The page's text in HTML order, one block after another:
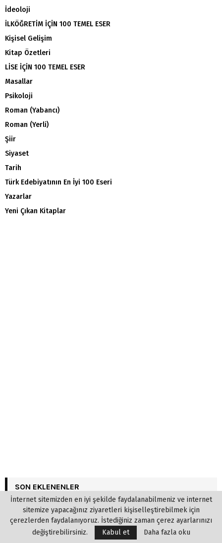
İdeoloji
İLKÖĞRETİM İÇİN 100 TEMEL ESER
Kişisel Gelişim
Kitap Özetleri
LİSE İÇİN 100 TEMEL ESER
Masallar
Psikoloji
Roman (Yabancı)
Roman (Yerli)
Şiir
Siyaset
Tarih
Türk Edebiyatının En İyi 100 Eseri
Yazarlar
Yeni Çıkan Kitaplar
SON EKLENENLER
Italo Calvino – Öyküler
08/08/2026 0
İnternet sitemizden en iyi şekilde faydalanabilmeniz ve internet
sitemize yapacağınız ziyaretleri kişiselleştirebilmek için
çerezlerden faydalanıyoruz. İstediğiniz zaman çerez ayarlarınızı
değiştirebilirsiniz.
Kabul et Daha fazla oku